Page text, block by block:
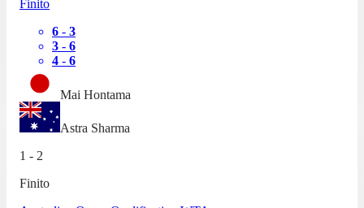
Finito
6 - 3
3 - 6
4 - 6
Mai Hontama
Astra Sharma
1 - 2
Finito